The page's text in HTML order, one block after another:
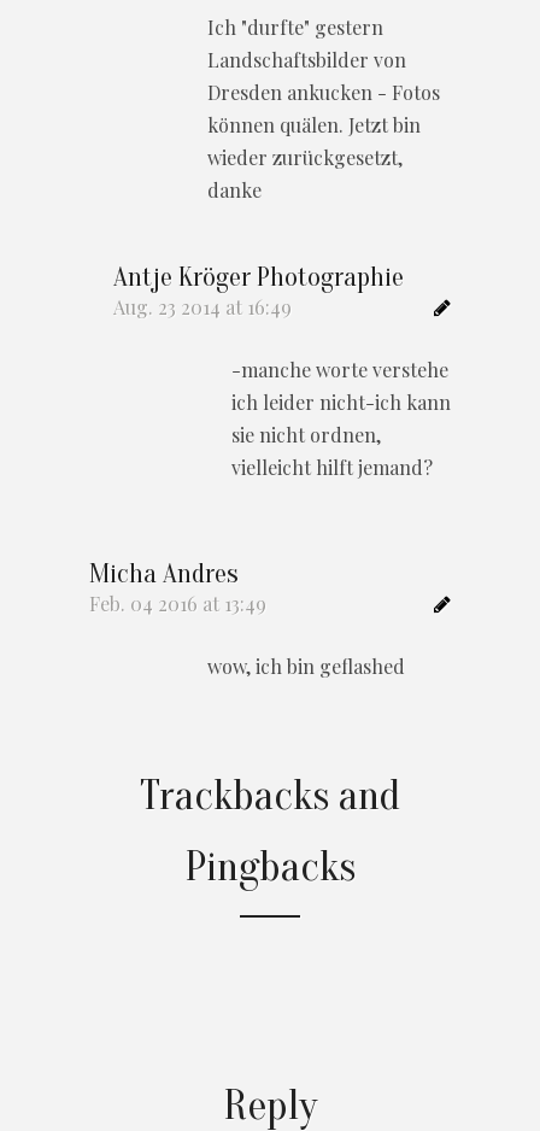
Ich "durfte" gestern
Landschaftsbilder von
Dresden ankucken - Fotos
können quälen. Jetzt bin
wieder zurückgesetzt,
danke
Antje Kröger Photographie
Aug. 23 2014 at 16:49
-manche worte verstehe
ich leider nicht-ich kann
sie nicht ordnen,
vielleicht hilft jemand?
Micha Andres
Feb. 04 2016 at 13:49
wow, ich bin geflashed
Trackbacks and
Pingbacks
Reply